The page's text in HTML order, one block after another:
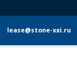
lease@stone-xxi.ru